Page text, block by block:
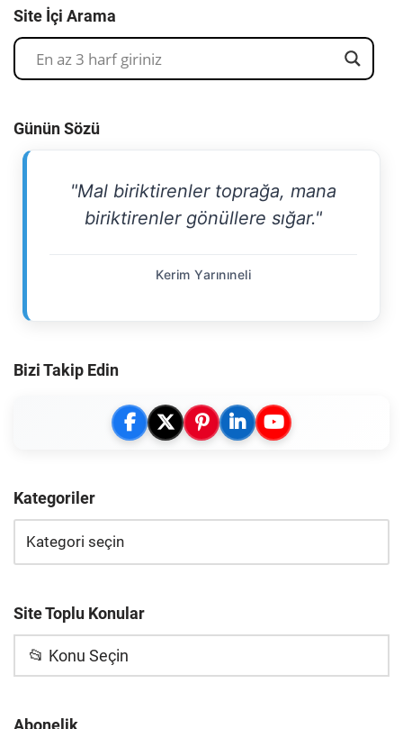
Site İçi Arama
Günün Sözü
"Mal biriktirenler toprağa, mana
biriktirenler gönüllere sığar."
Kerim Yarınıneli
Bizi Takip Edin
Kategoriler
Site Toplu Konular
📂 Konu Seçin